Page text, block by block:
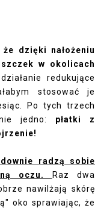
dzięki nałożeniu
w okolicach
redukujące
stosować je
Po tych trzech
jedno: płatki z
radzą sobie
oczu.
Raz dwa
nawilżają skórę
oko sprawiając, że